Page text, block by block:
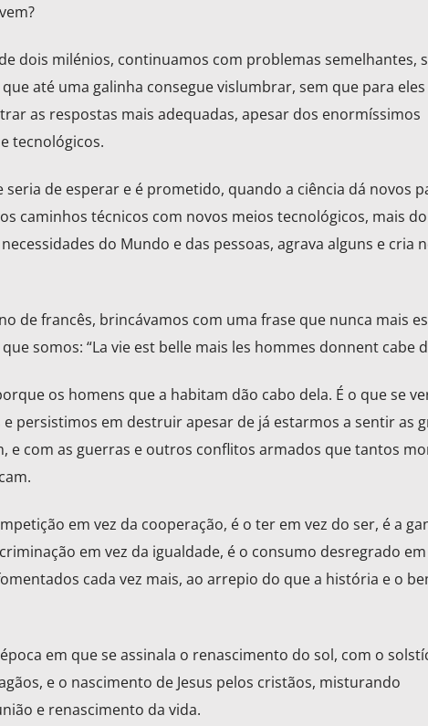
dois milénios, continuamos com problemas semelhantes,
até uma galinha consegue vislumbrar, sem que para eles
as respostas mais adequadas, apesar dos enormíssimos
tecnológicos.
de esperar e é prometido, quando a ciência dá novos
caminhos técnicos com novos meios tecnológicos, mais
do Mundo e das pessoas, agrava alguns e cria
de francês, brincávamos com uma frase que nunca mais
somos: “La vie est belle mais les hommes donnent cabe
os homens que a habitam dão cabo dela. É o que se
persistimos em destruir apesar de já estarmos a sentir as
e com as guerras e outros conflitos armados que tantos
em vez da cooperação, é o ter em vez do ser, é a
em vez da igualdade, é o consumo desregrado
cada vez mais, ao arrepio do que a história e o
em que se assinala o renascimento do sol, com o
e o nascimento de Jesus pelos cristãos, misturando
e renascimento da vida.